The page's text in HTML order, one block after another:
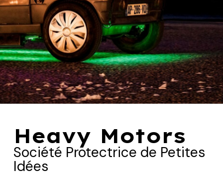
Heavy Motors
Société Protectrice de Petites
Idées